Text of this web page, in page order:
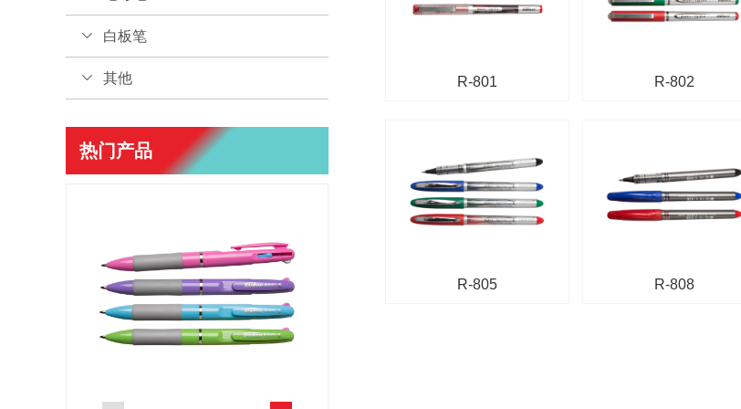
白板笔
其他
热门产品
R-801 R-802
R-805 R-808